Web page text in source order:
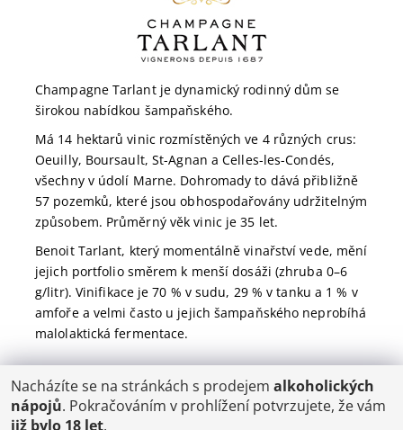
Champagne Tarlant je dynamický rodinný dům se
širokou nabídkou šampaňského.
Má 14 hektarů vinic rozmístěných ve 4 různých crus:
Oeuilly, Boursault, St-Agnan a Celles-les-Condés,
všechny v údolí Marne. Dohromady to dává přibližně
57 pozemků, které jsou obhospodařovány udržitelným
způsobem. Průměrný věk vinic je 35 let.
Benoit Tarlant, který momentálně vinařství vede, mění
jejich portfolio směrem k menší dosáži (zhruba 0–6
g/litr). Vinifikace je 70 % v sudu, 29 % v tanku a 1 % v
amfoře a velmi často u jejich šampaňského neprobíhá
malolaktická fermentace.
POŠTOVNÉ
ČR: od 95,-
Nacházíte se na stránkách s prodejem alkoholických
nápojů. Pokračováním v prohlížení potvrzujete, že vám
již bylo 18 let.